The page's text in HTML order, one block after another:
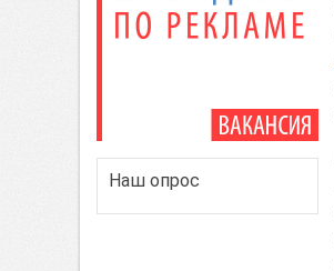
Наш опрос